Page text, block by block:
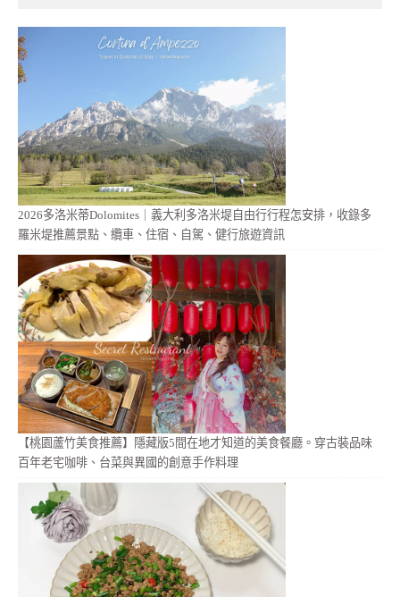
2026多洛米蒂Dolomites｜義大利多洛米堤自由行行程怎安排，收錄多
羅米堤推薦景點、纜車、住宿、自駕、健行旅遊資訊
【桃園蘆竹美食推薦】隱藏版5間在地才知道的美食餐廳。穿古裝品味
百年老宅咖啡、台菜與異國的創意手作料理